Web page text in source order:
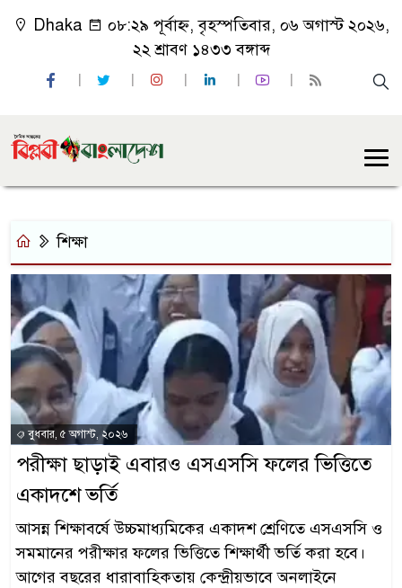
Dhaka
০৮:২৯ পূর্বাহ্ন, বৃহস্পতিবার, ০৬ অগাস্ট ২০২৬,
২২ শ্রাবণ ১৪৩৩ বঙ্গাব্দ
শিক্ষা
বুধবার, ৫ অগাস্ট, ২০২৬
পরীক্ষা ছাড়াই এবারও এসএসসি ফলের ভিত্তিতে
একাদশে ভর্তি
আসন্ন শিক্ষাবর্ষে উচ্চমাধ্যমিকের একাদশ শ্রেণিতে এসএসসি ও
সমমানের পরীক্ষার ফলের ভিত্তিতে শিক্ষার্থী ভর্তি করা হবে।
আগের বছরের ধারাবাহিকতায় কেন্দ্রীয়ভাবে অনলাইনে